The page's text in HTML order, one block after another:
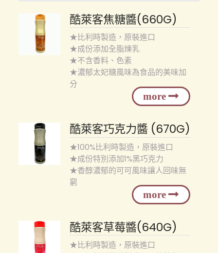
酷萊客焦糖醬(660G)
★比利時製造，原裝進口
★成份添加全脂煉乳
★不含香料、色素
★濃郁太妃糖風味為食品的美味加
分
酷萊客巧克力醬 (670G)
★100%比利時製造，原裝進口
★成份特別添加1%黑巧克力
★香醇濃郁的可可風味讓人回味無
窮
酷萊客草莓醬(640G)
★比利時製造，原裝進口